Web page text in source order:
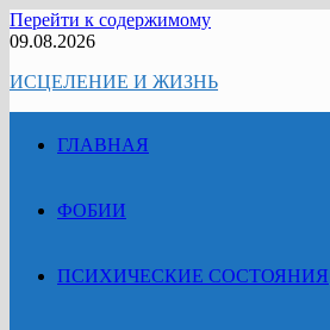
Перейти к содержимому
09.08.2026
ИСЦЕЛЕНИЕ И ЖИЗНЬ
ГЛАВНАЯ
ФОБИИ
ПСИХИЧЕСКИЕ СОСТОЯНИЯ